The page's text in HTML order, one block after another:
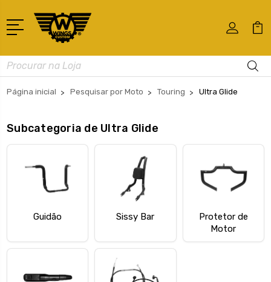
Busca
Página inicial Pesquisar por Moto Touring Ultra Glide
Subcategoria de Ultra Glide
Guidão Sissy Bar
Protetor de
Motor